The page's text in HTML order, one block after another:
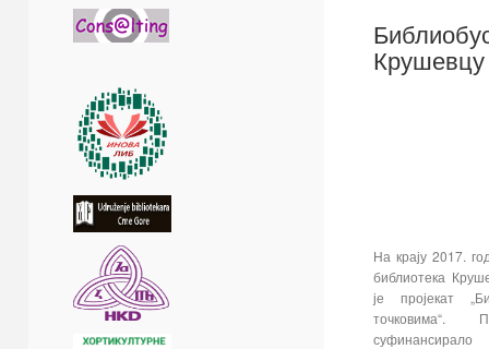
Крушевцу
На крају 2017.
библиотека
је пројекат
точковима“.
суфинансирало